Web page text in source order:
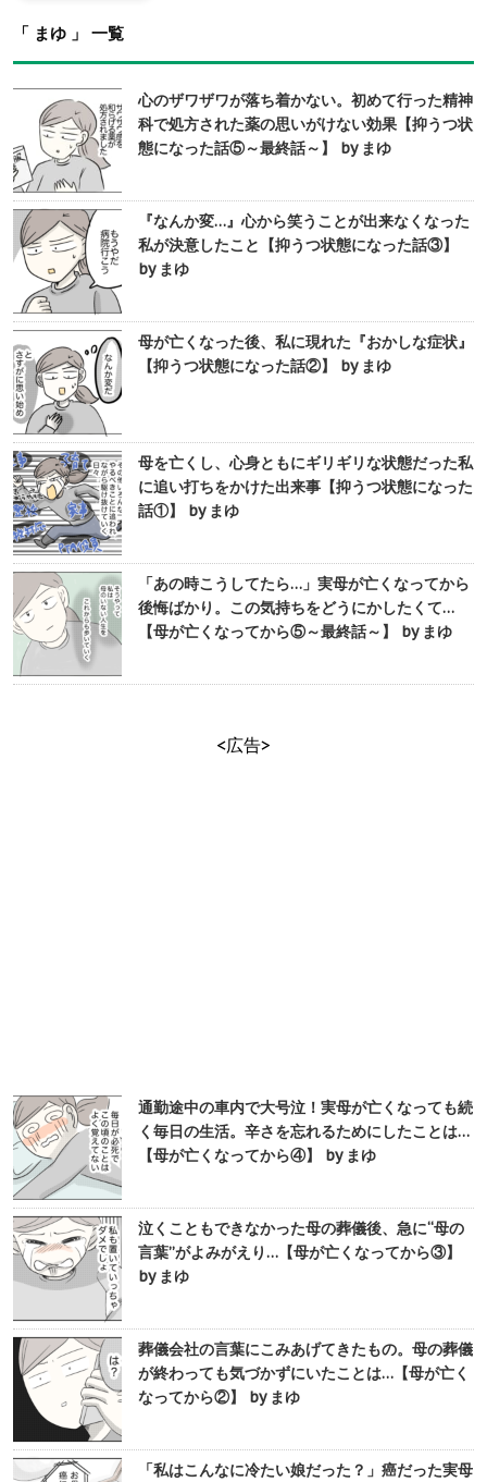
「 まゆ 」 一覧
心のザワザワが落ち着かない。初めて行った精神
科で処方された薬の思いがけない効果【抑うつ状
態になった話⑤～最終話～】 by まゆ
『なんか変…』心から笑うことが出来なくなった
私が決意したこと【抑うつ状態になった話③】
by まゆ
母が亡くなった後、私に現れた『おかしな症状』
【抑うつ状態になった話②】 by まゆ
母を亡くし、心身ともにギリギリな状態だった私
に追い打ちをかけた出来事【抑うつ状態になった
話①】 by まゆ
「あの時こうしてたら…」実母が亡くなってから
後悔ばかり。この気持ちをどうにかしたくて…
【母が亡くなってから⑤～最終話～】 by まゆ
<広告>
通勤途中の車内で大号泣！実母が亡くなっても続
く毎日の生活。辛さを忘れるためにしたことは…
【母が亡くなってから④】 by まゆ
泣くこともできなかった母の葬儀後、急に“母の
言葉”がよみがえり…【母が亡くなってから③】
by まゆ
葬儀会社の言葉にこみあげてきたもの。母の葬儀
が終わっても気づかずにいたことは…【母が亡く
なってから②】 by まゆ
「私はこんなに冷たい娘だった？」癌だった実母